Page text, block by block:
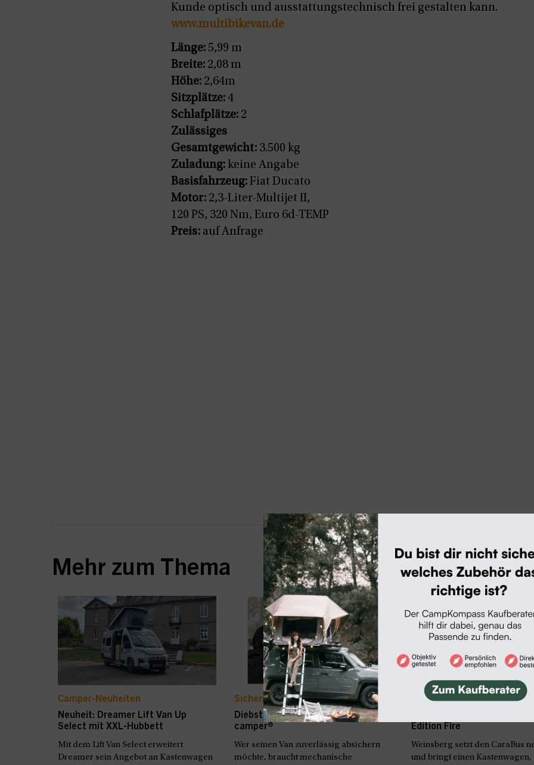
Kunde optisch und ausstattungstechnisch frei gestalten kann.
www.multibikevan.de
Länge: 5,99 m
Breite: 2,08 m
Höhe: 2,64m
Sitzplätze: 4
Schlafplätze: 2
Zulässiges
Gesamtgewicht: 3.500 kg
Zuladung: keine Angabe
Basisfahrzeug: Fiat Ducato
Motor: 2,3-Liter-Multijet II,
120 PS, 320 Nm, Euro 6d-TEMP
Preis: auf Anfrage
Mehr zum Thema
Camper-Neuheiten
Neuheit: Dreamer Lift Van Up
Select mit XXL-Hubbett
Mit dem Lift Van Select erweitert
Dreamer sein Angebot an Kastenwagen
Sicherheit
Diebstahlschutz von secure
camper®
Wer seinen Van zuverlässig absichern
möchte, braucht mechanische
Camper-Neuheiten
Edition Fire
Weinsberg setzt den CaraBus
und bringt einen Kastenwagen,